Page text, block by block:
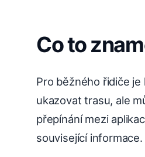
Co to
Pro běžného řidiče
ukazovat trasu, ale
přepínání mezi
související informace.